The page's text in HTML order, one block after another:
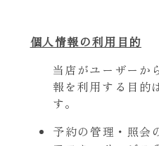
個人情報の利用目的
当店がユーザーか
報を利用する目的
す。
予約の管理・照会